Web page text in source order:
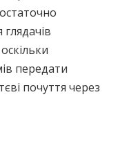
передати
почуття через